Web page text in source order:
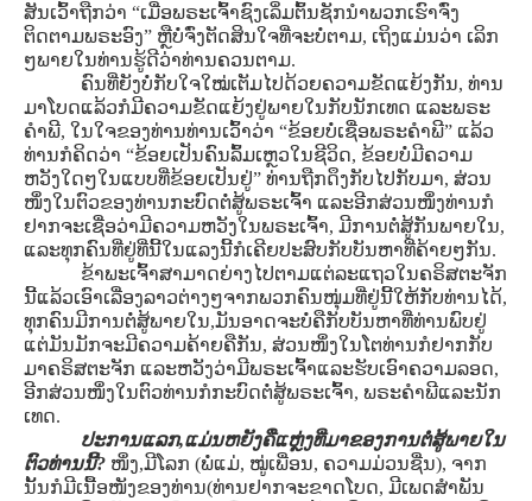
ສັນເວົ້າຖືກວ່າ “ເມື່ອພຣະເຈົ້າຊົງເລິ່ມຕົ້ນຊັກນໍາພວກເຮົາຈົ່ງ
ຕິດຕາມພຣະອົງ” ຫຼືບໍ່ຈົ່ງຕັດສິນໃຈທີ່ຈະບໍ່ຕາມ, ເຖິງແມ່ນວ່າ ເລິກ
ໆພາຍໃນທ່ານຮູ້ດີວ່າທ່ານຄວນຕາມ.
ຄົນທີ່ຍັງບໍ່ກັບໃຈໃໝ່ເຕັມໄປດ້ວຍຄວາມຂັດແຍ້ງກັນ, ທ່ານ
ມາໂບດແລ້ວກໍມີຄວາມຂັດແຍ້ງຢູ່ພາຍໃນກັບນັກເທດ ແລະພຣະ
ຄໍາພີ, ໃນໃຈຂອງທ່ານທ່ານເວົ້າວ່າ “ຂ້ອຍບໍ່ເຊື່ອພຣະຄໍາພີ” ແລ້ວ
ທ່ານກໍຄິດວ່າ “ຂ້ອຍເປັນຄົນລົ້ມເຫຼວໃນຊີວິດ, ຂ້ອຍບໍ່ມີຄວາມ
ຫວັງໃດໆໃນແບບທີ່ຂ້ອຍເປັນຢູ່” ທ່ານຖືກດຶງກັບໄປກັບມາ, ສ່ວນ
ໜຶ່ງໃນຕົວຂອງທ່ານກະບົດຕໍ່ສູ້ພຣະເຈົ້າ ແລະອີກສ່ວນໜຶ່ງທ່ານກໍ
ຢາກຈະເຊື່ອວ່າມີຄວາມຫວັງໃນພຣະເຈົ້າ, ມີການຕໍ່ສູ້ກັນພາຍໃນ,
ແລະທຸກຄົນທີ່ຢູ່ທີ່ນີ້ໃນແລງນີ້ກໍເຄີຍປະສົບກັບບັນຫາທີ່ຄ້າຍໆກັນ.
ຂ້າພະເຈົ້າສາມາດຍ່າງໄປຕາມແຕ່ລະແຖວໃນຄຣິສຕະຈັກ
ນີ້ແລ້ວເອົາເລື່ອງລາວຕ່າງໆຈາກພວກຄົນໜຸ່ມທີ່ຢູ່ນີ້ໃຫ້ກັບທ່ານໄດ້,
ທຸກຄົນມີການຕໍ່ສູ້ພາຍໃນ,ມັນອາດຈະບໍ່ຄືກັບບັນຫາທີ່ທ່ານພົບຢູ່
ແຕ່ມັນມັກຈະມີຄວາມຄ້າຍຄືກັນ, ສ່ວນໜຶ່ງໃນໂຕທ່ານກໍຢາກກັບ
ມາຄຣິສຕະຈັກ ແລະຫວັງວ່າມີພຣະເຈົ້າແລະຮັບເອົາຄວາມລອດ,
ອີກສ່ວນໜຶ່ງໃນຕົວທ່ານກໍກະບົດຕໍ່ສູ້ພຣະເຈົ້າ, ພຣະຄໍາພີແລະນັກ
ເທດ.
ປະການແລກ,ແມ່ນຫຍັງຄືແຫຼ່ງທີ່ມາຂອງການຕໍ່ສູ້ພາຍໃນ
ຕົວທ່ານນີ້? ໜຶ່ງ,ມີໂລກ (ພໍ່ແມ່, ໝູ່ເພື່ອນ, ຄວາມມ່ວນຊື່ນ), ຈາກ
ນັ້ນກໍມີເນື້ອໜັງຂອງທ່ານ(ທ່ານຢາກຈະຂາດໂບດ, ມີເພດສໍາພັນ